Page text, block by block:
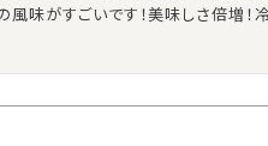
味がすごいです！美味しさ倍増！